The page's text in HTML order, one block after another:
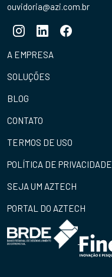
ouvidoria@azi.com.br
A EMPRESA
SOLUÇÕES
BLOG
CONTATO
TERMOS DE USO
POLÍTICA DE PRIVACIDADE
SEJA UM AZTECH
PORTAL DO AZTECH